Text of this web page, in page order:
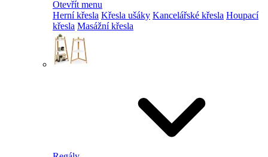
Otevřít menu
Herní křesla Křesla ušáky Kancelářské křesla Houpací
křesla Masážní křesla